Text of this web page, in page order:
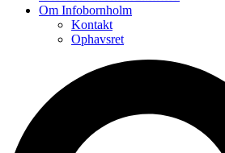
Om Infobornholm
Kontakt
Ophavsret